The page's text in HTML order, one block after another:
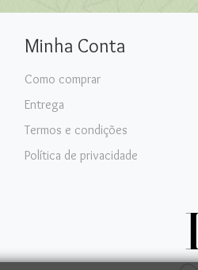
Minha Conta
Como comprar
Entrega
Termos e condições
Política de privacidade